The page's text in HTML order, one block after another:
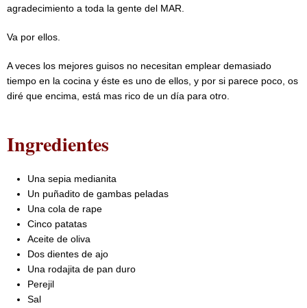
agradecimiento a toda la gente del MAR.
Va por ellos.
A veces los mejores guisos no necesitan emplear demasiado
tiempo en la cocina y éste es uno de ellos, y por si parece poco, os
diré que encima, está mas rico de un día para otro.
Ingredientes
Una sepia medianita
Un puñadito de gambas peladas
Una cola de rape
Cinco patatas
Aceite de oliva
Dos dientes de ajo
Una rodajita de pan duro
Perejil
Sal